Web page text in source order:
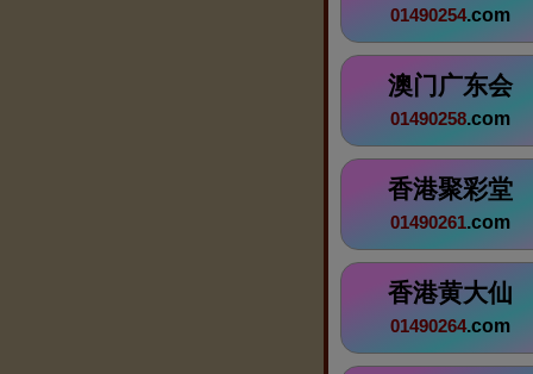
01490254.com
澳门广东会
01490258.com
香港聚彩堂
01490261.com
香港黄大仙
01490264.com